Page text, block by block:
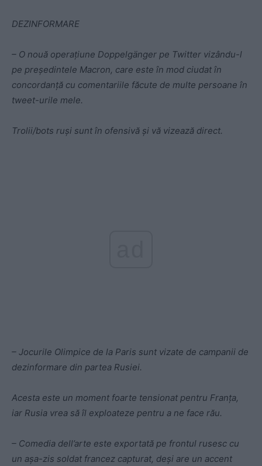
DEZINFORMARE
– O nouă operațiune Doppelgänger pe Twitter vizându-l
pe președintele Macron, care este în mod ciudat în
concordanță cu comentariile făcute de multe persoane în
tweet-urile mele.
Trolii/bots ruși sunt în ofensivă și vă vizează direct.
– Jocurile Olimpice de la Paris sunt vizate de campanii de
dezinformare din partea Rusiei.
Acesta este un moment foarte tensionat pentru Franța,
iar Rusia vrea să îl exploateze pentru a ne face rău.
– Comedia dell’arte este exportată pe frontul rusesc cu
un așa-zis soldat francez capturat, deși are un accent